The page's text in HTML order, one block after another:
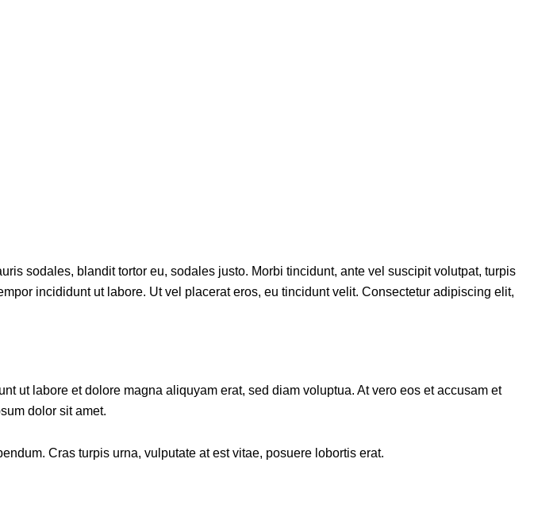
sodales, blandit tortor eu, sodales justo. Morbi tincidunt, ante vel suscipit volutpat, turpis
incididunt ut labore. Ut vel placerat eros, eu tincidunt velit. Consectetur adipiscing elit,
ut labore et dolore magna aliquyam erat, sed diam voluptua. At vero eos et accusam et
dolor sit amet.
Cras turpis urna, vulputate at est vitae, posuere lobortis erat.